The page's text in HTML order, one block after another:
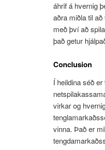
áhrif á hvernig
aðra miðla til
með því að
það getur
Conclusion
Í heildina séð
virkar og
vinna. Það er